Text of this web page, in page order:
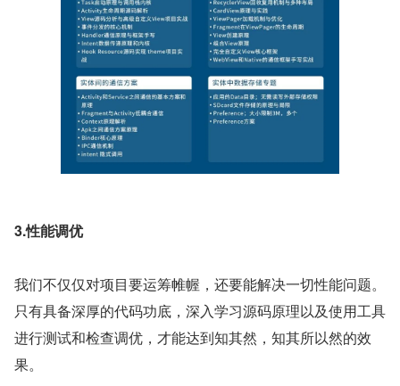
3.性能调优
我们不仅仅对项目要运筹帷幄，还要能解决一切性能问题。
只有具备深厚的代码功底，深入学习源码原理以及使用工具
进行测试和检查调优，才能达到知其然，知其所以然的效
果。